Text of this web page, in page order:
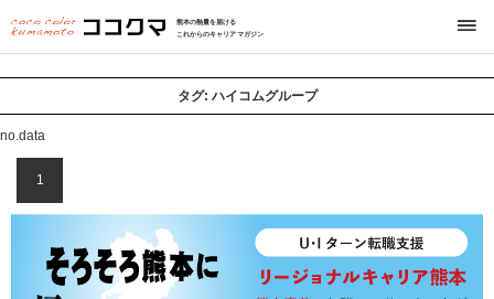
熊本の熱量を届ける
これからのキャリアマガジン
タグ: ハイコムグループ
no.data
1